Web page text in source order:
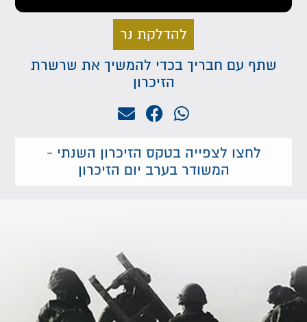
להדלקת נר
שתף עם חבריך בכדי להמשיך את שרשרת
הזיכרון
לחצו לצפייה בטקס הזיכרון השנתי -
המשודר בערב יום הזיכרון